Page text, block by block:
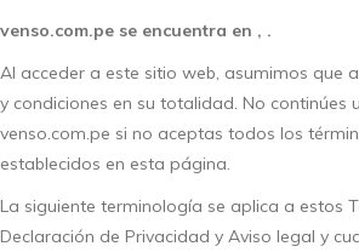
venso.com.pe se encuentra en , .
Al acceder a este sitio web, asumimos que
y condiciones en su totalidad. No continúes
venso.com.pe si no aceptas todos los
establecidos en esta página.
La siguiente terminología se aplica a estos
Declaración de Privacidad y Aviso legal y